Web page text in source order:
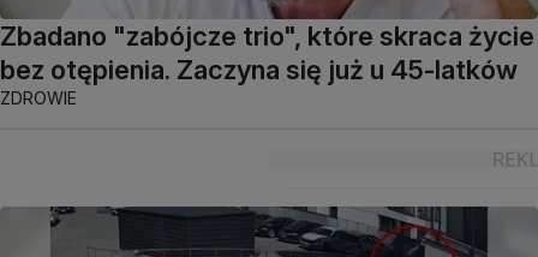
Zbadano "zabójcze trio", które skraca życie
bez otępienia. Zaczyna się już u 45-latków
ZDROWIE